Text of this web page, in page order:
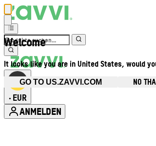
Welcome
It looks like you are in United States, would
GO TO US.ZAVVI.COM NO
• EUR
ANMELDEN